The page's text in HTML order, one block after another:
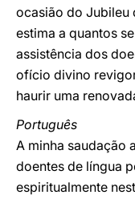
ocasião do Jubileu
estima a quantos
assistência dos
ofício divino
haurir uma
Português
A minha saudação
doentes de língua
espiritualmente